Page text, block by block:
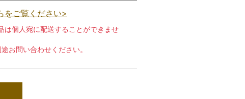
をご覧ください>
は個人宛に配送することができませ
お問い合わせください。